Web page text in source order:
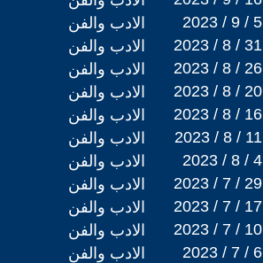
الادب والفن
2023 / 9 / 5
الادب والفن
2023 / 8 / 31
الادب والفن
2023 / 8 / 26
الادب والفن
2023 / 8 / 20
الادب والفن
2023 / 8 / 16
الادب والفن
2023 / 8 / 11
الادب والفن
2023 / 8 / 4
الادب والفن
2023 / 7 / 29
الادب والفن
2023 / 7 / 17
الادب والفن
2023 / 7 / 10
الادب والفن
2023 / 7 / 6